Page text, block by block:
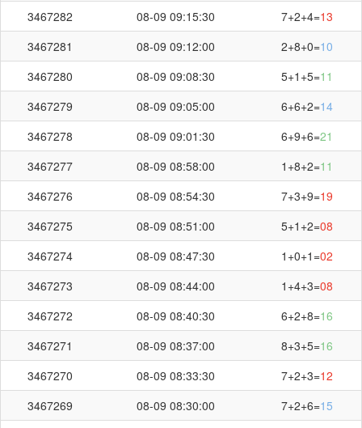
3467282
08-09 09:15:30 7+2+4=13
3467281
08-09 09:12:00 2+8+0=10
3467280
08-09 09:08:30 5+1+5=11
3467279
08-09 09:05:00 6+6+2=14
3467278
08-09 09:01:30 6+9+6=21
3467277
08-09 08:58:00 1+8+2=11
3467276
08-09 08:54:30 7+3+9=19
3467275
08-09 08:51:00 5+1+2=08
3467274
08-09 08:47:30 1+0+1=02
3467273
08-09 08:44:00 1+4+3=08
3467272
08-09 08:40:30 6+2+8=16
3467271
08-09 08:37:00 8+3+5=16
3467270
08-09 08:33:30 7+2+3=12
3467269
08-09 08:30:00 7+2+6=15